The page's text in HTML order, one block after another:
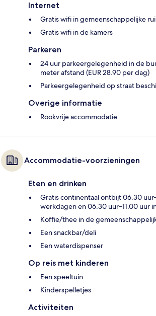
Internet
Gratis wifi in gemeenschappelijke
Gratis wifi in de kamers
Parkeren
24 uur parkeergelegenheid in de
meter afstand (EUR 28.90 per dag)
Parkeergelegenheid op straat
Overige informatie
Rookvrije accommodatie
Accommodatie-voorzieningen
Eten en drinken
Gratis continentaal ontbijt 06.30
werkdagen en 06.30 uur–11.00 uur
Koffie/thee in de
Een snackbar/deli
Een waterdispenser
Op reis met kinderen
Een speeltuin
Kinderspelletjes
Activiteiten